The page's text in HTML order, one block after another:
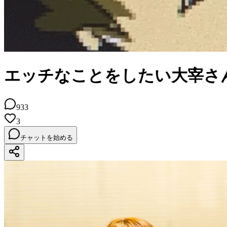
エッチなことをしたい大宰さ
933
3
チャットを始める